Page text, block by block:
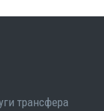
трансфера